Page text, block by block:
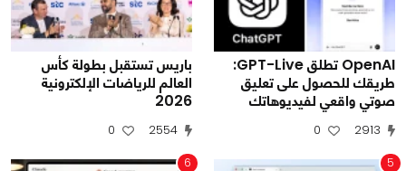
OpenAI تطلق GPT-Live:
طريقك للحصول على تعليق
صوتي واقعي لفيديوهاتك
2913
0
باريس تستقبل بطولة كأس
العالم للرياضات الإلكترونية
2026
2554
0
5
6